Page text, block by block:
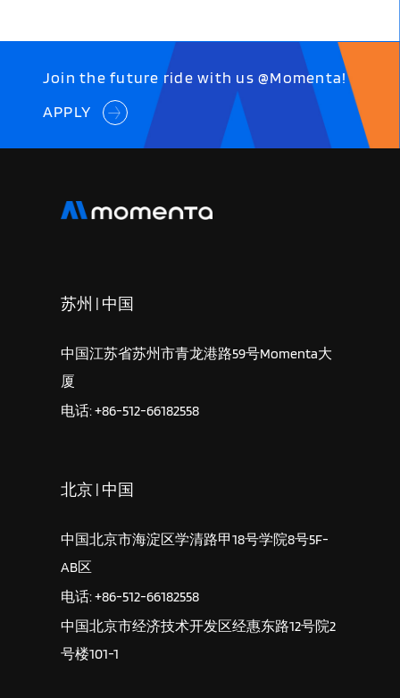
Join the future ride with us @Momenta!
APPLY
苏州 | 中国
中国江苏省苏州市青龙港路59号Momenta大
厦
电话: +86-512-66182558
北京 | 中国
中国北京市海淀区学清路甲18号学院8号5F-
AB区
电话: +86-512-66182558
中国北京市经济技术开发区经惠东路12号院2
号楼101-1